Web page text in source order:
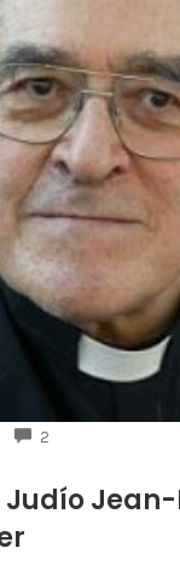
2
Judío